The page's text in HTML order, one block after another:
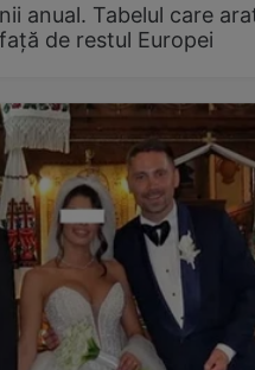
anual. Tabelul care
de restul Europei